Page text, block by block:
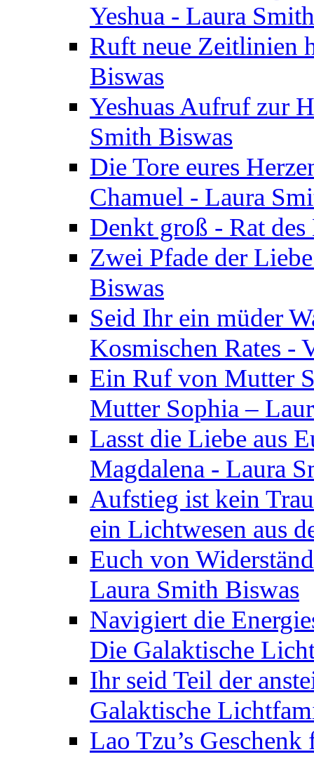
Yeshua - Laura
Ruft neue Zeitlinien
Biswas
Yeshuas Aufruf zur
Smith Biswas
Die Tore eures
Chamuel - Laura
Denkt groß - Rat
Zwei Pfade der
Biswas
Seid Ihr ein müder
Kosmischen Rates -
Ein Ruf von Mutter
Mutter Sophia –
Lasst die Liebe aus
Magdalena - Laura
Aufstieg ist kein
ein Lichtwesen aus
Euch von
Laura Smith Biswas
Navigiert die
Die Galaktische
Ihr seid Teil der
Galaktische
Lao Tzu’s